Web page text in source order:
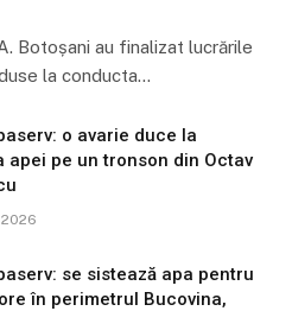
Botoșani au finalizat lucrările
la conducta…
o avarie duce la
apei pe un tronson din Octav
se sistează apa pentru
în perimetrul Bucovina,